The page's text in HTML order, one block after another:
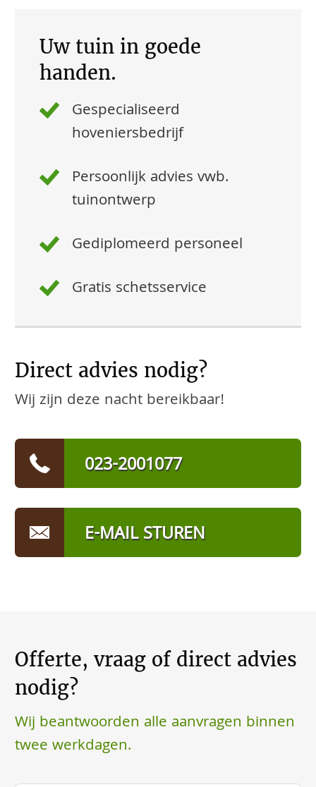
Uw tuin in goede
handen.
Gespecialiseerd
hoveniersbedrijf
Persoonlijk advies vwb.
tuinontwerp
Gediplomeerd personeel
Gratis schetsservice
Direct advies nodig?
Wij zijn deze nacht bereikbaar!
023-2001077
E-MAIL STUREN
Offerte, vraag of direct advies
nodig?
Wij beantwoorden alle aanvragen binnen
twee werkdagen.